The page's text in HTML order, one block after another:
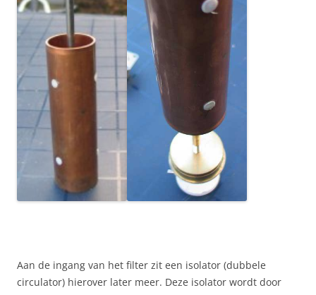
Aan de ingang van het filter zit een isolator (dubbele
circulator) hierover later meer. Deze isolator wordt door